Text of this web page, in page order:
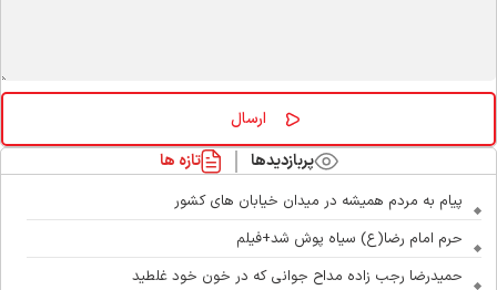
پربازدیدها تازه ها
پیام به مردم همیشه در میدان خیابان های کشور
حرم امام رضا(ع) سیاه پوش شد+فیلم
حمیدرضا رجب زاده مداح جوانی که در خون خود غلطید